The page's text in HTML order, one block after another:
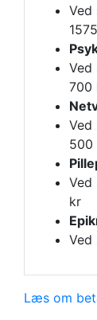
Ved
Ved
700
Ved
500
Ved
kr
Ved
Læs om